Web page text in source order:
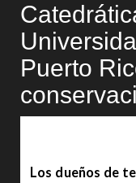
Puerto
Los dueños de